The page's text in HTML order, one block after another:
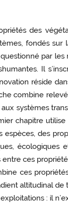
des
fondés
par
Il
réside
combine
systèmes
chapitre
des
ces
ces
altitudinal
: il